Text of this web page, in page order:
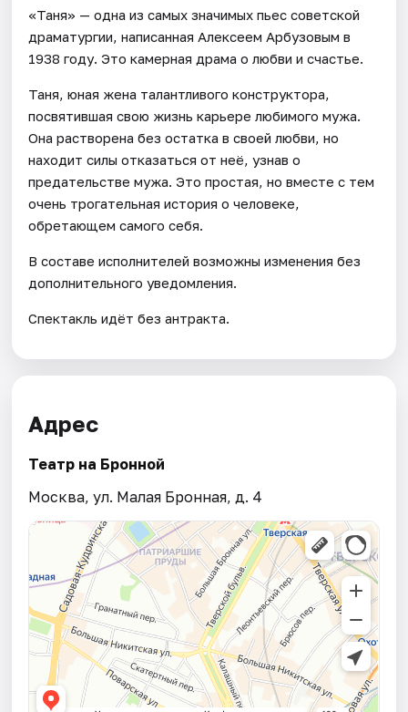
«Таня» — одна из самых значимых пьес советской
драматургии, написанная Алексеем Арбузовым в
1938 году. Это камерная драма о любви и счастье.
Таня, юная жена талантливого конструктора,
посвятившая свою жизнь карьере любимого мужа.
Она растворена без остатка в своей любви, но
находит силы отказаться от неё, узнав о
предательстве мужа. Это простая, но вместе с тем
очень трогательная история о человеке,
обретающем самого себя.
В составе исполнителей возможны изменения без
дополнительного уведомления.
Спектакль идёт без антракта.
Адрес
Театр на Бронной
Москва, ул. Малая Бронная, д. 4